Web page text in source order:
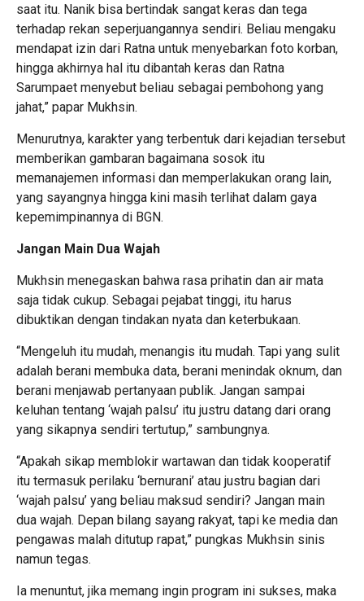
saat itu. Nanik bisa bertindak sangat keras dan tega
terhadap rekan seperjuangannya sendiri. Beliau mengaku
mendapat izin dari Ratna untuk menyebarkan foto korban,
hingga akhirnya hal itu dibantah keras dan Ratna
Sarumpaet menyebut beliau sebagai pembohong yang
jahat,” papar Mukhsin.
Menurutnya, karakter yang terbentuk dari kejadian tersebut
memberikan gambaran bagaimana sosok itu
memanajemen informasi dan memperlakukan orang lain,
yang sayangnya hingga kini masih terlihat dalam gaya
kepemimpinannya di BGN.
Jangan Main Dua Wajah
Mukhsin menegaskan bahwa rasa prihatin dan air mata
saja tidak cukup. Sebagai pejabat tinggi, itu harus
dibuktikan dengan tindakan nyata dan keterbukaan.
“Mengeluh itu mudah, menangis itu mudah. Tapi yang sulit
adalah berani membuka data, berani menindak oknum, dan
berani menjawab pertanyaan publik. Jangan sampai
keluhan tentang ‘wajah palsu’ itu justru datang dari orang
yang sikapnya sendiri tertutup,” sambungnya.
“Apakah sikap memblokir wartawan dan tidak kooperatif
itu termasuk perilaku ‘bernurani’ atau justru bagian dari
‘wajah palsu’ yang beliau maksud sendiri? Jangan main
dua wajah. Depan bilang sayang rakyat, tapi ke media dan
pengawas malah ditutup rapat,” pungkas Mukhsin sinis
namun tegas.
Ia menuntut, jika memang ingin program ini sukses, maka